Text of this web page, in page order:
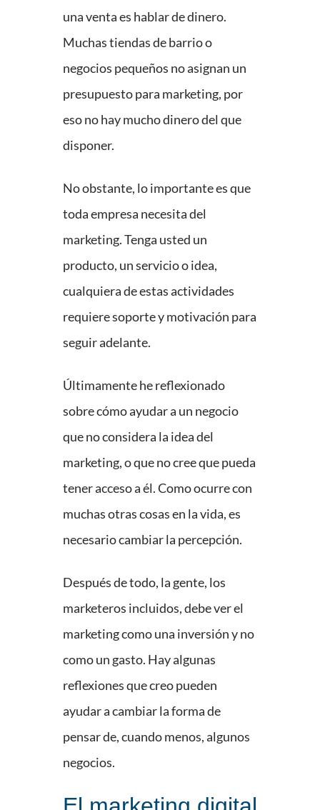
una venta es hablar de dinero.
Muchas tiendas de barrio o
negocios pequeños no asignan un
presupuesto para marketing, por
eso no hay mucho dinero del que
disponer.
No obstante, lo importante es que
toda empresa necesita del
marketing. Tenga usted un
producto, un servicio o idea,
cualquiera de estas actividades
requiere soporte y motivación para
seguir adelante.
Últimamente he reflexionado
sobre cómo ayudar a un negocio
que no considera la idea del
marketing, o que no cree que pueda
tener acceso a él. Como ocurre con
muchas otras cosas en la vida, es
necesario cambiar la percepción.
Después de todo, la gente, los
marketeros incluidos, debe ver el
marketing como una inversión y no
como un gasto. Hay algunas
reflexiones que creo pueden
ayudar a cambiar la forma de
pensar de, cuando menos, algunos
negocios.